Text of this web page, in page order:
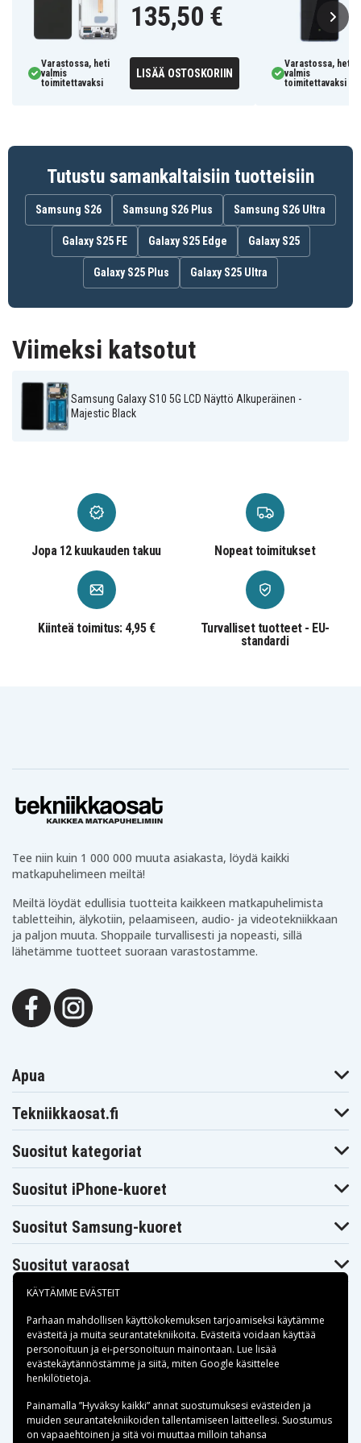
Yhteensopiva kanssa: Samsung Galaxy S10 5G
Tuotenro GH82-20567B
Merkki Samsung
Väri Musta
135,50 €
Varastossa, heti
valmis
toimitettavaksi
LISÄÄ OSTOSKORIIN
Varastossa, heti
valmis
toimitettavaksi
Tutustu samankaltaisiin tuotteisiin
Samsung S26 Samsung S26 Plus Samsung S26 Ultra
Galaxy S25 FE Galaxy S25 Edge Galaxy S25
Galaxy S25 Plus Galaxy S25 Ultra
Viimeksi katsotut
Samsung Galaxy S10 5G LCD Näyttö Alkuperäinen -
Majestic Black
Jopa 12 kuukauden takuu Nopeat toimitukset
Kiinteä toimitus: 4,95 €
Turvalliset tuotteet - EU-
standardi
Tee niin kuin 1 000 000 muuta asiakasta, löydä kaikki
matkapuhelimeen meiltä!
Meiltä löydät edullisia tuotteita kaikkeen matkapuhelimista
tabletteihin, älykotiin, pelaamiseen, audio- ja videotekniikkaan
ja paljon muuta. Shoppaile turvallisesti ja nopeasti, sillä
lähetämme tuotteet suoraan varastostamme.
Apua
Tekniikkaosat.fi
Suositut kategoriat
Suositut iPhone-kuoret
Suositut Samsung-kuoret
Suositut varaosat
Maksuvaihtoehdot
Toimitusvaihtoehdot
KÄYTÄMME EVÄSTEIT
Parhaan mahdollisen käyttökokemuksen tarjoamiseksi käytämme
evästeitä ja muita seurantatekniikoita. Evästeitä voidaan käyttää
personoituun ja ei-personoituun mainontaan. Lue lisää
evästekäytännöstämme ja siitä, miten Google käsittelee
henkilötietoja.
Painamalla ”Hyväksy kaikki” annat suostumuksesi evästeiden ja
muiden seurantatekniikoiden tallentamiseen laitteellesi. Suostumus
on vapaaehtoinen ja sitä voi muuttaa milloin tahansa